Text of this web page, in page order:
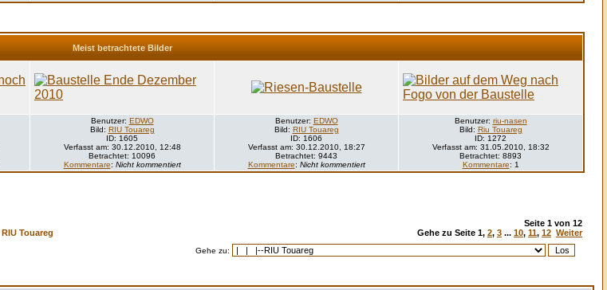
Meist betrachtete Bilder
Benutzer: EDWO
Bild: RIU Touareg
ID: 1605
Verfasst am: 30.12.2010, 12:48
Betrachtet: 10096
Kommentare: Nicht kommentiert
Benutzer: EDWO
Bild: RIU Touareg
ID: 1606
Verfasst am: 30.12.2010, 18:27
Betrachtet: 9443
Kommentare: Nicht kommentiert
Benutzer: riu-nasen
Bild: Riu Touareg
ID: 1272
Verfasst am: 31.05.2010, 18:32
Betrachtet: 8893
Kommentare: 1
RIU Touareg
Seite 1 von 12
Gehe zu Seite 1, 2, 3 ... 10, 11, 12 Weiter
Gehe zu: